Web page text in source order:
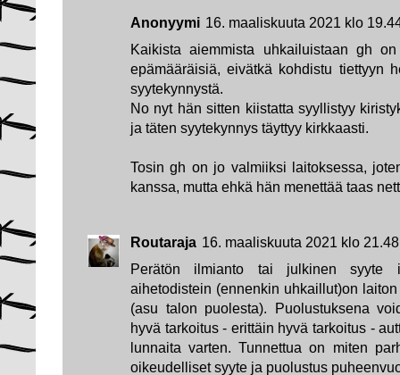
Anonyymi 16. maaliskuuta 2021 klo
Kaikista aiemmista uhkailuistaan gh
epämääräisiä, eivätkä kohdistu tiettyyn
syytekynnystä.
No nyt hän sitten kiistatta syyllistyy
ja täten syytekynnys täyttyy kirkkaasti.
Tosin gh on jo valmiiksi laitoksessa,
kanssa, mutta ehkä hän menettää taas
Routaraja 16. maaliskuuta 2021 klo 21.48
Perätön ilmianto tai julkinen syyte
aihetodistein (ennenkin uhkaillut)on
(asu talon puolesta). Puolustuksena
hyvä tarkoitus - erittäin hyvä tarkoitus -
lunnaita varten. Tunnettua on miten
oikeudelliset syyte ja puolustus